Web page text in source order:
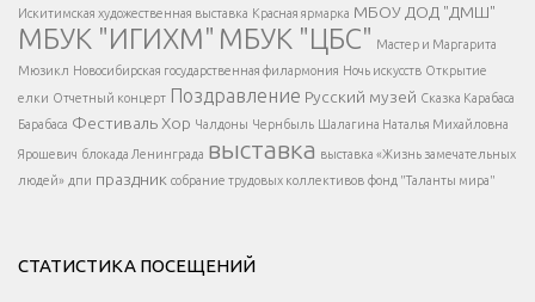
Написать
</button >
</div >
</div > </div >
Искитимская художественная выставка Красная ярмарка МБОУ ДОД "ДМШ"
МБУК "ИГИХМ" МБУК "ЦБС" Мастер и Маргарита
Мюзикл Новосибирская государственная филармония Ночь искусств Открытие
елки Отчетный концерт Поздравление Русский музей Сказка Карабаса
Барабаса Фестиваль Хор Чалдоны Чернбыль Шалагина Наталья Михайловна
Ярошевич блокада Ленинграда выставка выставка «Жизнь замечательных
людей» дпи праздник собрание трудовых коллективов фонд "Таланты мира"
СТАТИСТИКА ПОСЕЩЕНИЙ